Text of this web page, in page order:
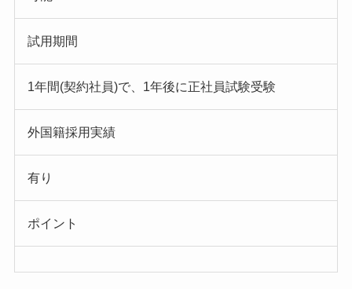
試用期間
1年間(契約社員)で、1年後に正社員試験受験
外国籍採用実績
有り
ポイント